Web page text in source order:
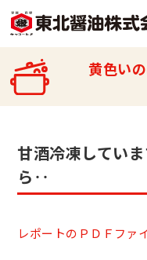
黄色い
甘酒冷凍してい
ら‥
レポートのＰＤＦファ